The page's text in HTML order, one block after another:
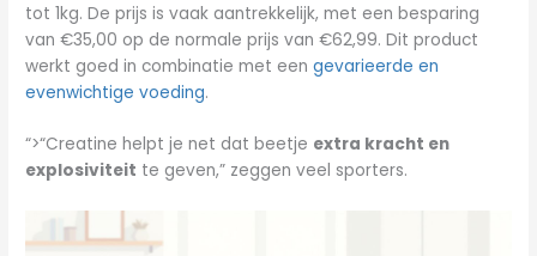
tot 1kg. De prijs is vaak aantrekkelijk, met een besparing
van €35,00 op de normale prijs van €62,99. Dit product
werkt goed in combinatie met eengevarieerde en
evenwichtige voeding.
“>“Creatine helpt je net dat beetje extra kracht en
explosiviteit te geven,” zeggen veel sporters.